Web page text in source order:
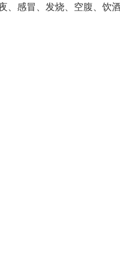
、感冒、发烧、空腹、饮